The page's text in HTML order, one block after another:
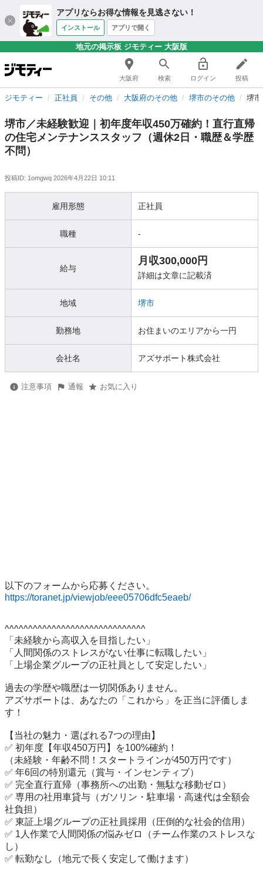
アプリならお得な情報を見逃さない！
インストール アプリで開く
地元の掲示板 ジモティー 大阪版
大阪府 検索 ログイン 投稿
ジモティー 正社員 その他 大阪府のその他 堺市のその他 堺
堺市／未経験歓迎｜初年度年収450万確約！直行直帰
の住宅メンテナンススタッフ（週休2日・職歴＆学歴
不問）
投稿ID: 1omgwq 2026年4月22日 10:11
雇用形態 正社員
職種 -
給与
月収300,000円
詳細は文章に記載済
地域 堺市
勤務地 お住まいのエリアから一円
会社名 アズサポート株式会社
注意事項 通報 お気に入り
https://toranet.jp/viewjob/eee05706dfc5eaeb/
^^^^^^^^^^^^^^^^^^^^^^^^^^^^^^
「未経験から高収入を目指したい」
「人間関係のストレスがない仕事に転職したい」
「上場企業グループの正社員として安定したい」
過去の学歴や職歴は一切関係ありません。
アズサポートは、あなたの「これから」を正当に評価しま
す！
【当社の魅力・選ばれる7つの理由】
✅ 初年度【年収450万円】を100%確約！
（未経験・年齢不問！スタートラインが450万円です）
✅ 年6回の特別還元（賞与・インセンティブ）
✅ 完全直行直帰（事務所への出勤・無駄な移動ゼロ）
✅ 専用の社用車貸与（ガソリン・駐車場・高速代は全額会
社負担）
✅ 東証上場グループの正社員採用（圧倒的な社会的信用）
✅ 1人作業で人間関係の悩みゼロ（チーム作業のストレスな
し）
✅ 転勤なし（地元で長く安定して働けます）